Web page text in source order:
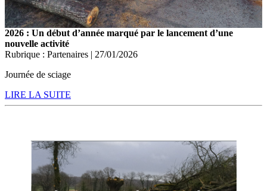
2026 : Un début d’année marqué par le lancement d’une
nouvelle activité
Rubrique : Partenaires | 27/01/2026
Journée de sciage
LIRE LA SUITE